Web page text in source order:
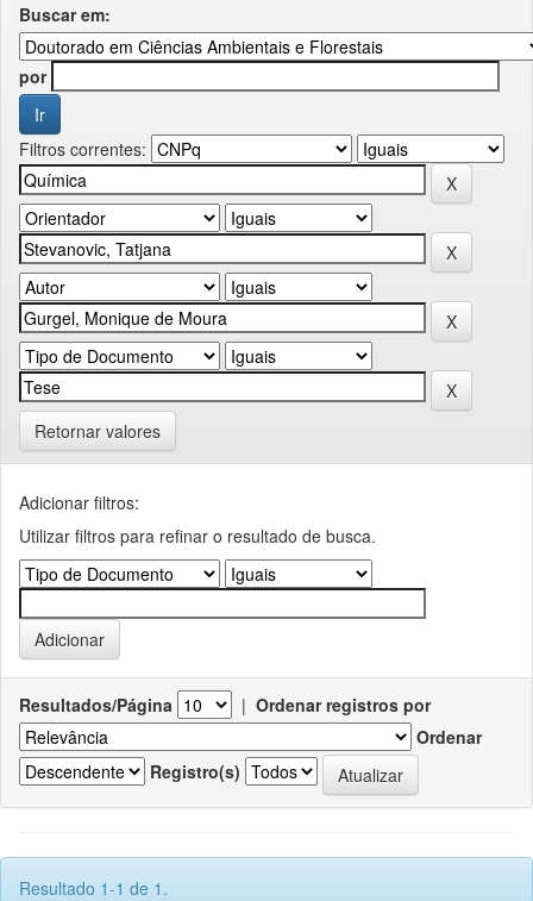
Buscar em:
por
Filtros correntes:
Retornar valores
Adicionar filtros:
Utilizar filtros para refinar o resultado de busca.
Resultados/Página | Ordenar registros por
Ordenar
Registro(s)
Resultado 1-1 de 1.